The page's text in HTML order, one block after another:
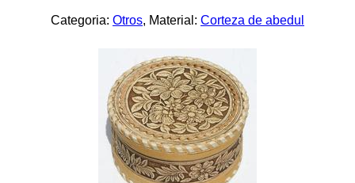
Categoria: Otros, Material: Corteza de abedul